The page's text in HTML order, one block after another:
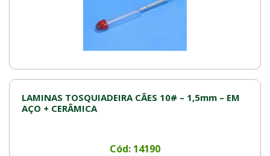
LAMINAS TOSQUIADEIRA CÃES 10# – 1,5mm – EM
AÇO + CERÂMICA
Cód: 14190